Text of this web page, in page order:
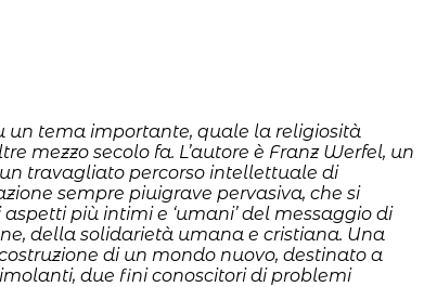
un tema importante, quale la religiosità
mezzo secolo fa. L’autore è Franz Werfel, un
travagliato percorso intellettuale di
sempre piuigrave pervasiva, che si
più intimi e ‘umani’ del messaggio di
della solidarietà umana e cristiana. Una
di un mondo nuovo, destinato a
due fini conoscitori di problemi